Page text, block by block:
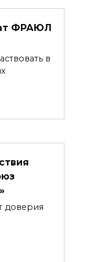
ФРАЮЛ
в
доверия